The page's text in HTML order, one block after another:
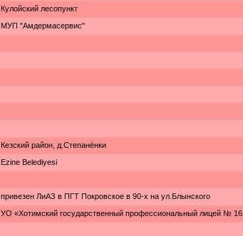
Кулойский лесопункт
МУП "Амдермасервис"
Кезский район, д.Степанёнки
Ezine Belediyesi
привезен ЛиАЗ в ПГТ Покровское в 90-х на ул.Блынского
УО «Хотимский государственный профессиональный лицей №